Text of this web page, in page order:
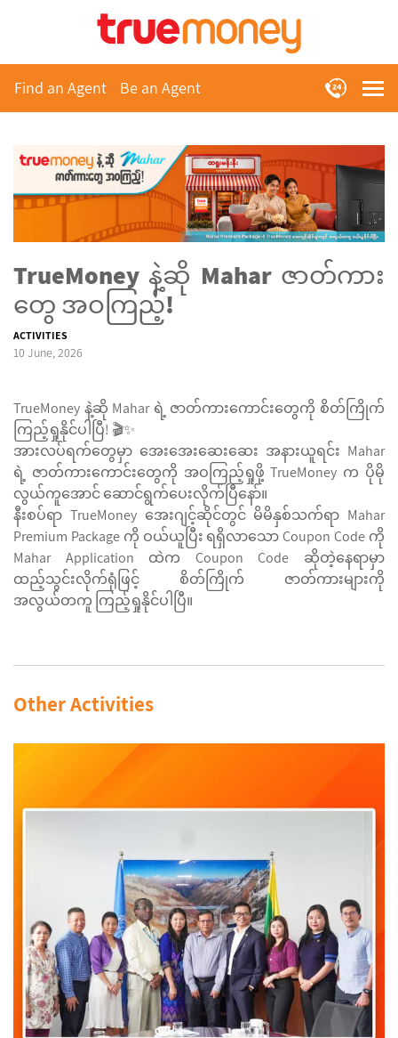
Find an Agent Be an Agent
TrueMoney နဲ့ဆို Mahar ဇာတ်ကား
တွေ အဝကြည့်!
ACTIVITIES
10 June, 2026
TrueMoney နဲ့ဆို Mahar ရဲ့ ဇာတ်ကားကောင်းတွေကို စိတ်ကြိုက်
ကြည့်ရှုနိုင်ပါပြီ! 🎬✨
အားလပ်ရက်တွေမှာ အေးအေးဆေးဆေး အနားယူရင်း Mahar
ရဲ့ ဇာတ်ကားကောင်းတွေကို အဝကြည့်ရှုဖို့ TrueMoney က ပိုမို
လွယ်ကူအောင် ဆောင်ရွက်ပေးလိုက်ပြီနော်။
နီးစပ်ရာ TrueMoney အေးဂျင့်ဆိုင်တွင် မိမိနှစ်သက်ရာ Mahar
Premium Package ကို ဝယ်ယူပြီး ရရှိလာသော Coupon Code ကို
Mahar Application ထဲက Coupon Code ဆိုတဲ့နေရာမှာ
ထည့်သွင်းလိုက်ရုံဖြင့် စိတ်ကြိုက် ဇာတ်ကားများကို
အလွယ်တကူ ကြည့်ရှုနိုင်ပါပြီ။
Other Activities